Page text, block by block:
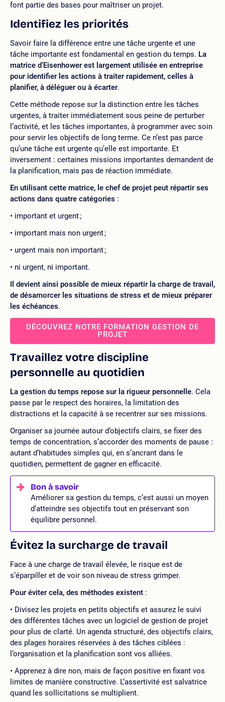
font partie des bases pour maîtriser un projet.
Identifiez les priorités
Savoir faire la différence entre une tâche urgente et une
tâche importante est fondamental en gestion du temps. La
matrice d’Eisenhower est largement utilisée en entreprise
pour identifier les actions à traiter rapidement, celles à
planifier, à déléguer ou à écarter.
Cette méthode repose sur la distinction entre les tâches
urgentes, à traiter immédiatement sous peine de perturber
l’activité, et les tâches importantes, à programmer avec soin
pour servir les objectifs de long terme. Ce n’est pas parce
qu’une tâche est urgente qu’elle est importante. Et
inversement : certaines missions importantes demandent de
la planification, mais pas de réaction immédiate.
En utilisant cette matrice, le chef de projet peut répartir ses
actions dans quatre catégories :
important et urgent ;
important mais non urgent ;
urgent mais non important ;
ni urgent, ni important.
Il devient ainsi possible de mieux répartir la charge de travail,
de désamorcer les situations de stress et de mieux préparer
les échéances.
DÉCOUVREZ NOTRE FORMATION GESTION DE
PROJET
Travaillez votre discipline
personnelle au quotidien
La gestion du temps repose sur la rigueur personnelle. Cela
passe par le respect des horaires, la limitation des
distractions et la capacité à se recentrer sur ses missions.
Organiser sa journée autour d’objectifs clairs, se fixer des
temps de concentration, s’accorder des moments de pause :
autant d’habitudes simples qui, en s’ancrant dans le
quotidien, permettent de gagner en efficacité.
Améliorer sa gestion du temps, c’est aussi un moyen
d’atteindre ses objectifs tout en préservant son
équilibre personnel.
Évitez la surcharge de travail
Face à une charge de travail élevée, le risque est de
s’éparpiller et de voir son niveau de stress grimper.
Pour éviter cela, des méthodes existent :
Divisez les projets en petits objectifs et assurez le suivi
des différentes tâches avec un logiciel de gestion de projet
pour plus de clarté. Un agenda structuré, des objectifs clairs,
des plages horaires réservées à des tâches ciblées :
l’organisation et la planification sont vos alliées.
Apprenez à dire non, mais de façon positive en fixant vos
limites de manière constructive. L’assertivité est salvatrice
quand les sollicitations se multiplient.